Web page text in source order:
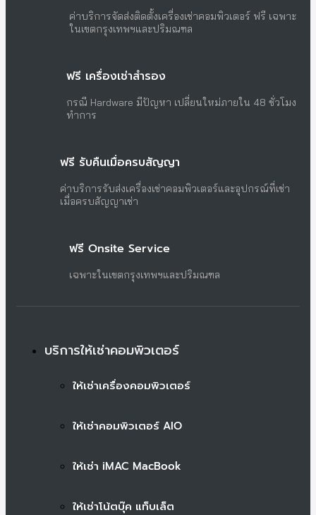
ค่าบริการจัดส่งติดตั้งเครื่องเช่าคอมพิวเตอร์ ฟรี เฉพาะ
ในเขตกรุงเทพฯและปริมณฑล
ฟรี เครื่องเช่าสำรอง
กรณี Hardware มีปัญหา เปลี่ยนใหม่ภายใน 48 ชั่วโมง
ทำการ
ฟรี รับคืนเมื่อครบสัญญา
ค่าบริการรับส่งเครื่องเช่าคอมพิวเตอร์และอุปกรณ์ที่เช่า
เมื่อครบสัญญาเช่า
ฟรี Onsite Service
เฉพาะในเขตกรุงเทพฯและปริมณฑล
บริการให้เช่าคอมพิวเตอร์
ให้เช่าเครื่องคอมพิวเตอร์
ให้เช่าคอมพิวเตอร์ AIO
ให้เช่า iMAC MacBook
ให้เช่าโน้ตบุ๊ค แท็บเล็ต